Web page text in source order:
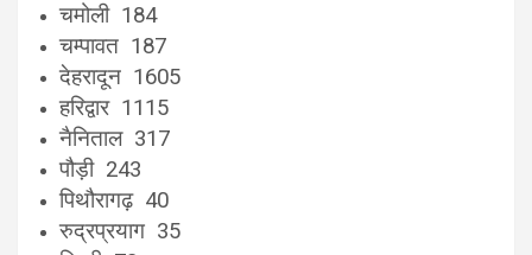
चमोली 184
चम्पावत 187
देहरादून 1605
हरिद्वार 1115
नैनिताल 317
पौड़ी 243
पिथौरागढ़ 40
रुद्रप्रयाग 35